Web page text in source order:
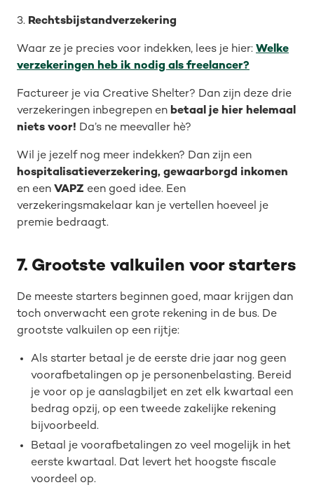
3. Rechtsbijstandverzekering
Waar ze je precies voor indekken, lees je hier: Welke
verzekeringen heb ik nodig als freelancer?
Factureer je via Creative Shelter? Dan zijn deze drie
verzekeringen inbegrepen en betaal je hier helemaal
niets voor! Da’s ne meevaller hè?
Wil je jezelf nog meer indekken? Dan zijn een
hospitalisatieverzekering, gewaarborgd inkomen
en een VAPZ een goed idee. Een
verzekeringsmakelaar kan je vertellen hoeveel je
premie bedraagt.
7. Grootste valkuilen voor starters
De meeste starters beginnen goed, maar krijgen dan
toch onverwacht een grote rekening in de bus. De
grootste valkuilen op een rijtje:
Als starter betaal je de eerste drie jaar nog geen
voorafbetalingen op je personenbelasting. Bereid
je voor op je aanslagbiljet en zet elk kwartaal een
bedrag opzij, op een tweede zakelijke rekening
bijvoorbeeld.
Betaal je voorafbetalingen zo veel mogelijk in het
eerste kwartaal. Dat levert het hoogste fiscale
voordeel op.